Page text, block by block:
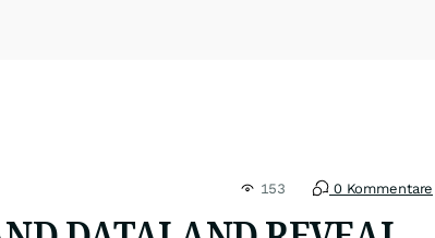
153 0 Kommentare